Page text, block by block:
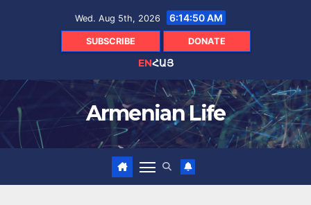
Wed. Aug 5th, 2026 6:14:51 AM
SUBSCRIBE DONATE
ENՀԱՅ
Armenian Life